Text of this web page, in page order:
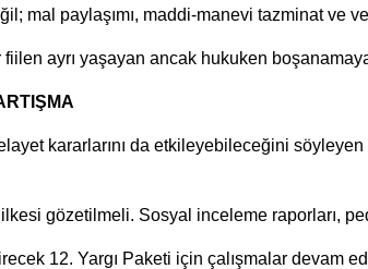
mal paylaşımı, maddi-manevi tazminat ve
ayrı yaşayan ancak hukuken
kararlarını da etkileyebileceğini
gözetilmeli. Sosyal inceleme raporları,
12. Yargı Paketi için çalışmalar devam